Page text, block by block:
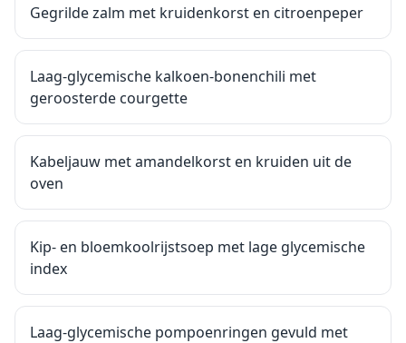
Gegrilde zalm met kruidenkorst en citroenpeper
Laag-glycemische kalkoen-bonenchili met
geroosterde courgette
Kabeljauw met amandelkorst en kruiden uit de
oven
Kip- en bloemkoolrijstsoep met lage glycemische
index
Laag-glycemische pompoenringen gevuld met